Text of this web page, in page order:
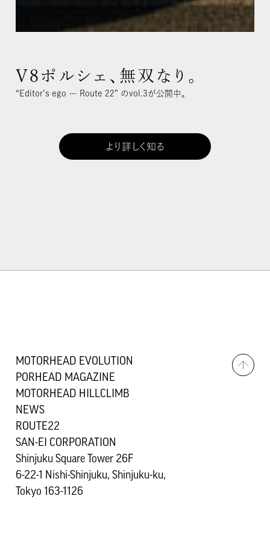
ポルシェ、無双なり。
ego ― Route 22” のvol.3が公開中。
より詳しく知る
V8ポルシェ、無双なり。
“Editor’s ego ― Route 22” のvol.3が公開中。
より詳しく知る
V8ポルシェ、無双なり。
“Editor’s ego ― Route 22” のvol.3が公開中。
より詳しく知る
MOTORHEAD EVOLUTION
PORHEAD MAGAZINE
MOTORHEAD HILLCLIMB
NEWS
ROUTE22
SAN-EI CORPORATION
Shinjuku Square Tower 26F
6-22-1 Nishi-Shinjuku, Shinjuku-ku,
Tokyo 163-1126